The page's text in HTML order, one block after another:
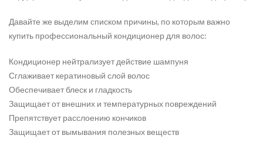
Давайте же выделим списком причины, по которым важно
купить профессиональный кондиционер для волос:
Кондиционер нейтрализует действие шампуня
Сглаживает кератиновый слой волос
Обеспечивает блеск и гладкость
Защищает от внешних и температурных повреждений
Препятствует расслоению кончиков
Защищает от вымывания полезных веществ